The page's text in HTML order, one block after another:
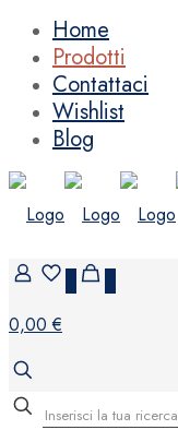
Home
Prodotti
Contattaci
Wishlist
Blog
0,00 €